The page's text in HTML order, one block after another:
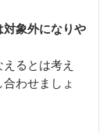
対象外になりや
るとは考え
わせましょ